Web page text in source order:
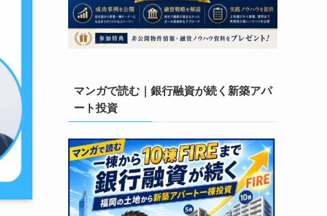
マンガで読む｜銀行融資が続く新築アパ
ート投資